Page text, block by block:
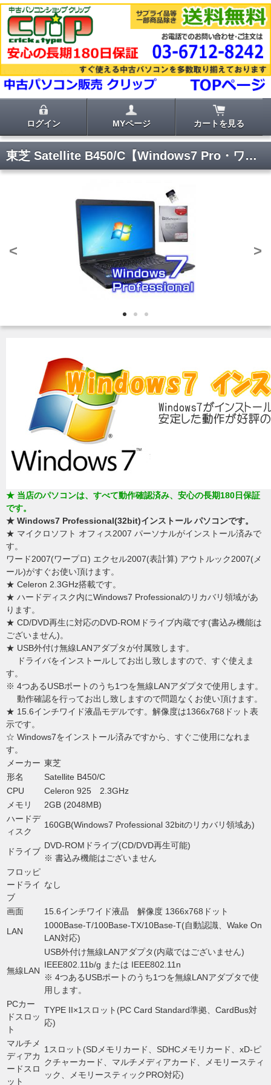
ログイン MYページ カートを見る
東芝 Satellite B450/C【Windows7 Pro・ワード エクセル 2007付き】
< >
★ 当店のパソコンは、すべて動作確認済み、安心の長期180日保証
です。
★ Windows7 Professional(32bit)インストール パソコンです。
★ マイクロソフト オフィス2007 パーソナルがインストール済みで
す。
ワード2007(ワープロ) エクセル2007(表計算) アウトルック2007(メ
ール)がすぐお使い頂けます。
★ Celeron 2.3GHz搭載です。
★ ハードディスク内にWindows7 Professionalのリカバリ領域があ
ります。
★ CD/DVD再生に対応のDVD-ROMドライブ内蔵です(書込み機能は
ございません)。
★ USB外付け無線LANアダプタが付属致します。
ドライバをインストールしてお出し致しますので、すぐ使えま
す。
※ 4つあるUSBポートのうち1つを無線LANアダプタで使用します。
動作確認を行ってお出し致しますので問題なくお使い頂けます。
★ 15.6インチワイド液晶モデルです。解像度は1366x768ドット表
示です。
☆ Windows7をインストール済みですから、すぐご使用になれま
す。
メーカー 東芝
形名
Satellite B450/C
CPU
Celeron 925 2.3GHz
メモリ
2GB (2048MB)
ハードデ
ィスク
160GB(Windows7 Professional 32bitのリカバリ領域あ)
ドライブ
DVD-ROMドライブ(CD/DVD再生可能)
※ 書込み機能はございません
フロッピ
ードライ
ブ
なし
画面 15.6インチワイド液晶 解像度 1366x768ドット
LAN
1000Base-T/100Base-TX/10Base-T(自動認識、Wake On
LAN対応)
無線LAN
USB外付け無線LANアダプタ(内蔵ではございません)
IEEE802.11b/g または IEEE802.11n
※ 4つあるUSBポートのうち1つを無線LANアダプタで使
用します。
PCカー
ドスロッ
ト
TYPE II×1スロット(PC Card Standard準拠、CardBus対
応)
マルチメ
ディアカ
ードスロ
ット
1スロット(SDメモリカード、SDHCメモリカード、xD-ピ
クチャーカード、マルチメディアカード、メモリースティ
ック、メモリースティックPRO対応)